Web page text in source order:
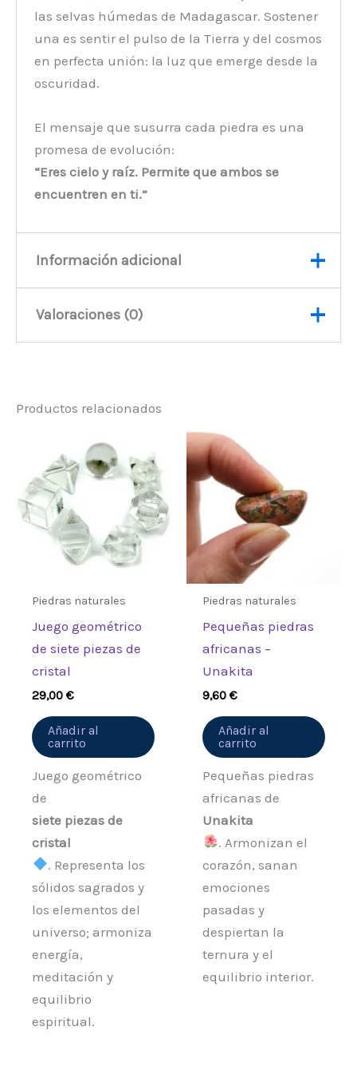
las selvas húmedas de Madagascar. Sostener
una es sentir el pulso de la Tierra y del cosmos
en perfecta unión: la luz que emerge desde la
oscuridad.
El mensaje que susurra cada piedra es una
promesa de evolución:
“Eres cielo y raíz. Permite que ambos se
encuentren en ti.”
Información adicional
Peso
Valoraciones (0)
Sé el primero en valorar
“Piedras Grandes de
Labradorita de Madagascar
(aprox 635-750g 80-110mm)”
Debes accederpara publicar una
valoración.
Productos relacionados
Piedras naturales
Juego geométrico
de siete piezas de
cristal
29,00€
Añadir al
carrito
Juego geométrico
de
siete piezas de
cristal
. Representa los
sólidos sagrados y
los elementos del
universo; armoniza
energía,
meditación y
equilibrio
espiritual.
Piedras naturales
Pequeñas piedras
africanas –
Unakita
9,60€
Añadir al
carrito
Pequeñas piedras
africanas de
Unakita
. Armonizan el
corazón, sanan
emociones
pasadas y
despiertan la
ternura y el
equilibrio interior.